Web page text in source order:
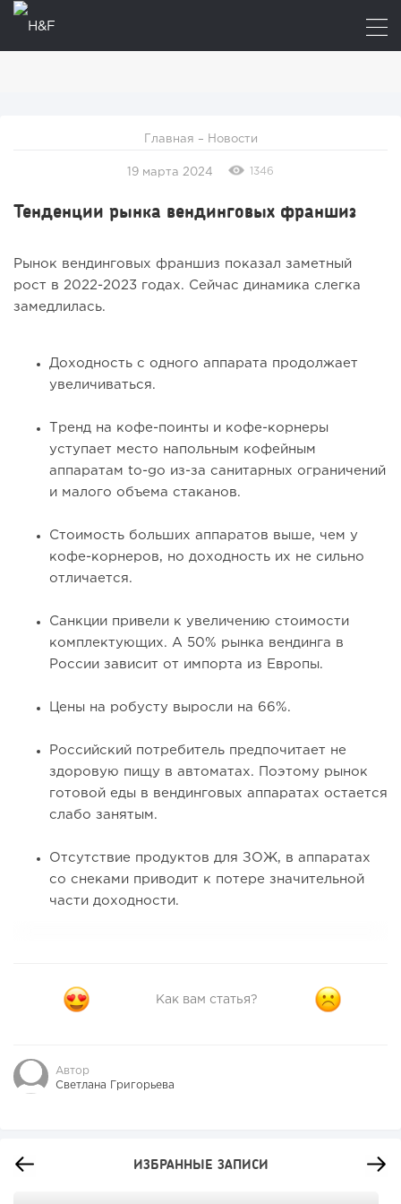
Главная – Новости
19 марта 2024 1346
Тенденции рынка вендинговых франшиз
Рынок вендинговых франшиз показал заметный
рост в 2022-2023 годах. Сейчас динамика слегка
замедлилась.
Доходность с одного аппарата продолжает
увеличиваться.
Тренд на кофе-поинты и кофе-корнеры
уступает место напольным кофейным
аппаратам to-go из-за санитарных ограничений
и малого объема стаканов.
Стоимость больших аппаратов выше, чем у
кофе-корнеров, но доходность их не сильно
отличается.
Санкции привели к увеличению стоимости
комплектующих. А 50% рынка вендинга в
России зависит от импорта из Европы.
Цены на робусту выросли на 66%.
Российский потребитель предпочитает не
здоровую пищу в автоматах. Поэтому рынок
готовой еды в вендинговых аппаратах остается
слабо занятым.
Отсутствие продуктов для ЗОЖ, в аппаратах
со снеками приводит к потере значительной
части доходности.
Как вам статья?
Автор
Светлана Григорьева
ИЗБРАННЫЕ ЗАПИСИ